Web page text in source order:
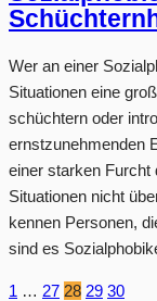
Wer an einer
Situationen eine
schüchtern oder
ernstzunehmenden
einer starken Furcht
Situationen nicht
kennen Personen,
sind es
1 … 27 28 29 30